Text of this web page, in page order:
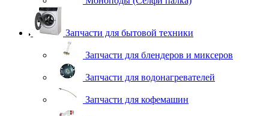
Запчасти для бытовой техники
Запчасти для блендеров и миксеров
Запчасти для водонагревателей
Запчасти для кофемашин